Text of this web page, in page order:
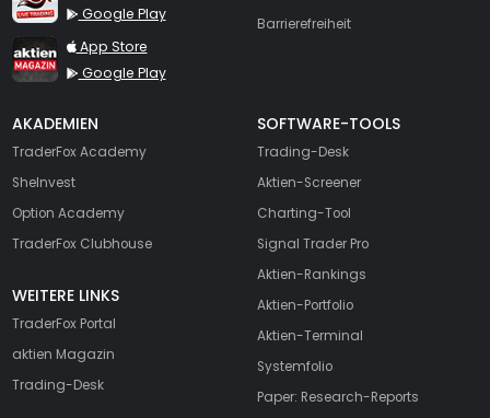
Google Play
TraderFox aktien Magazin
App Store
Google Play
Barrierefreiheit
AKADEMIEN
TraderFox Academy
SheInvest
Option Academy
TraderFox Clubhouse
WEITERE LINKS
TraderFox Portal
aktien Magazin
Trading-Desk
SOFTWARE-TOOLS
Trading-Desk
Aktien-Screener
Charting-Tool
Signal Trader Pro
Aktien-Rankings
Aktien-Portfolio
Aktien-Terminal
Systemfolio
Paper: Research-Reports